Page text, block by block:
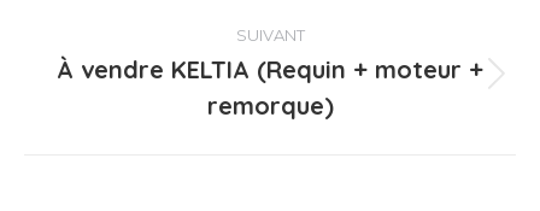
SUIVANT
Article
suivant
À vendre KELTIA (Requin + moteur +
remorque)